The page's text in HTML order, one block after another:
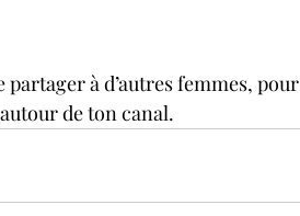
à d’autres femmes, pour
de ton canal.